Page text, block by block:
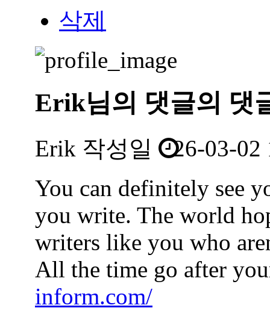
삭제
Erik님의 댓글의 댓
Erik 작성일
26-03-02
You can definitely see
you write. The world
writers like you who
All the time go after
inform.com/